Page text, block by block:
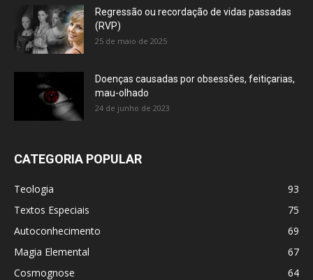
Regressão ou recordação de vidas passadas
(RVP)
25 de maio de 2025
Doenças causadas por obsessões, feitiçarias,
mau-olhado
24 de junho de 2023
CATEGORIA POPULAR
Teologia
93
Textos Especiais
75
Autoconhecimento
69
Magia Elemental
67
Cosmognose
64